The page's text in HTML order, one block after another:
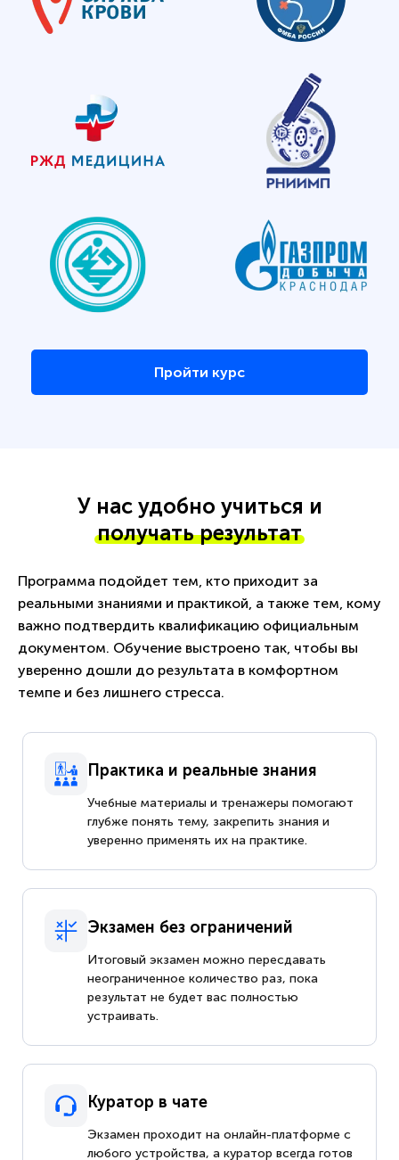
Пройти курс
У нас удобно учиться и
получать результат
Программа подойдет тем, кто приходит за
реальными знаниями и практикой, а также тем, кому
важно подтвердить квалификацию официальным
документом. Обучение выстроено так, чтобы вы
уверенно дошли до результата в комфортном
темпе и без лишнего стресса.
Практика и реальные знания
Учебные материалы и тренажеры помогают
глубже понять тему, закрепить знания и
уверенно применять их на практике.
Экзамен без ограничений
Итоговый экзамен можно пересдавать
неограниченное количество раз, пока
результат не будет вас полностью
устраивать.
Куратор в чате
Экзамен проходит на онлайн-платформе с
любого устройства, а куратор всегда готов